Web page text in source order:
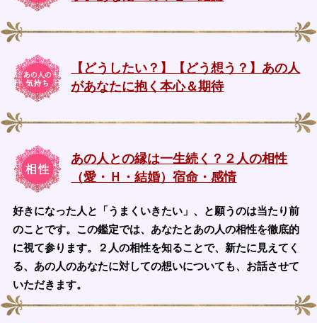
【どうしたい？】【どう想う？】あの人
があなたに抱く本心＆期待
あの人との縁は一生続く？２人の相性
（愛・Ｈ・結婚）宿命・感情
好きになった人と「うまくいきたい」、と願うのは当たり前
のことです。この鑑定では、あなたとあの人の相性を徹底的
に視て参ります。２人の相性を知ることで、新たに見えてく
る、あの人のあなたに対しての想いについても、お話させて
いただきます。